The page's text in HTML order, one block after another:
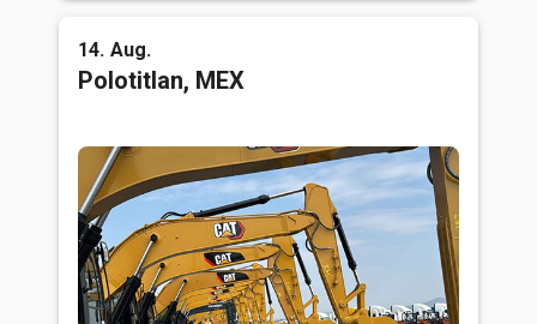
14. Aug.
Polotitlan, MEX